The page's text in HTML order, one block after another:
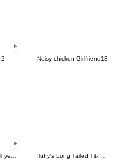
2 Noisy chicken Girlfriend13